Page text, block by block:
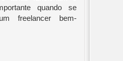
quando se
freelancer bem-